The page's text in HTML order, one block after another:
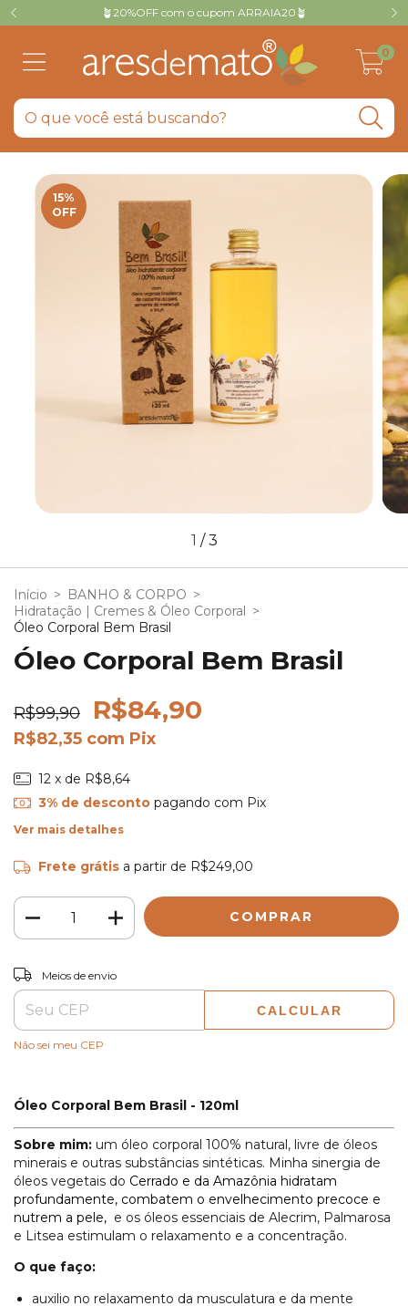
🪴20%OFF com o cupom ARRAIA20🪴
0
15%
OFF
1 /3
Início > BANHO & CORPO >
Hidratação | Cremes & Óleo Corporal >
Óleo Corporal Bem Brasil
Óleo Corporal Bem Brasil
R$99,90 R$84,90
R$82,35 com Pix
12 x de R$8,64
3% de descontopagando com Pix
Ver mais detalhes
Frete grátis a partir de R$249,00
Entregas para o CEP:
Meios de envio
CALCULAR
Não sei meu CEP
Óleo Corporal Bem Brasil - 120ml
Sobre mim: um óleo corporal 100% natural, livre de óleos
minerais e outras substâncias sintéticas. Minha sinergia de
óleos vegetais do Cerrado e da Amazônia hidratam
profundamente, combatem o envelhecimento precoce e
nutrem a pele, e os óleos essenciais de Alecrim, Palmarosa
e Litsea estimulam o relaxamento e a concentração.
O que faço:
auxilio no relaxamento da musculatura e da mente